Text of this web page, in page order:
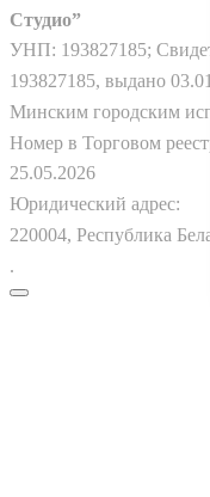
Студио”
УНП: 193827185;
193827185, выдано
Минским городским
Номер в Торговом
25.05.2026
Юридический адрес:
220004, Республика